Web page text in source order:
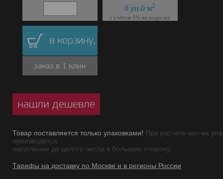
0 уп.0 м2
с учётом 5% на подрезку
в корзину,
заказ в 1 клик
нашли дешевле
Товар поставляется только упаковками! При расчете кол-ва
производится
округление до целого числа в большую сторону.
Тарифы на доставку по Москве и в регионы России